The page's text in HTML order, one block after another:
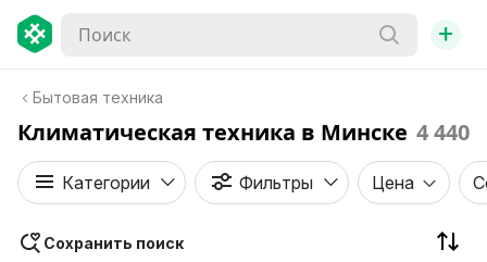
+
Бытовая техника
Климатическая техника в Минске 4 440
Категории Фильтры Цена
Сохранить поиск